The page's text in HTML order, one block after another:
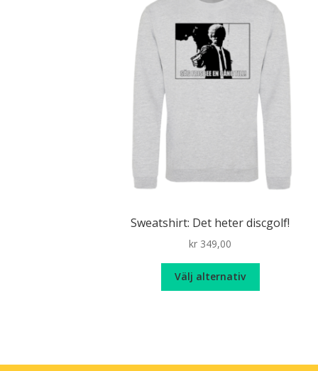
Sweatshirt: Det heter discgolf!
kr 349,00
Välj alternativ
De